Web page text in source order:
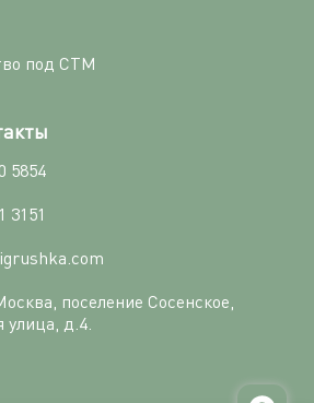
под СТМ
5854
3151
поселение Сосенское,
улица, д.4.